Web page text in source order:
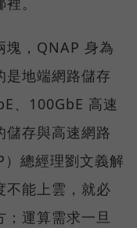
塊，QNAP 身為
是地端網路儲存
、100GbE 高速
儲存與高速網路
總經理劉文義解
不能上雲，就必
；運算需求一旦